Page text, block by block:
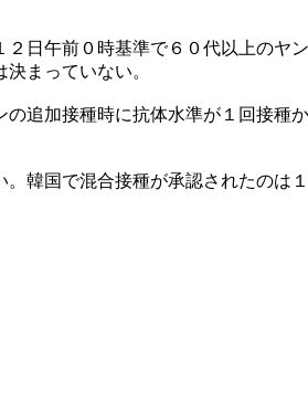
日午前０時基準で６０代以上のヤ
まっていない。
追加接種時に抗体水準が１回接種
韓国で混合接種が承認されたのは